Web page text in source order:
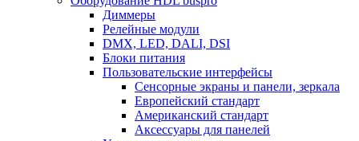
Диммеры
Релейные модули
DMX, LED, DALI, DSI
Блоки питания
Пользовательские интерфейсы
Сенсорные экраны и панели, зеркала
Европейский стандарт
Американский стандарт
Аксессуары для панелей